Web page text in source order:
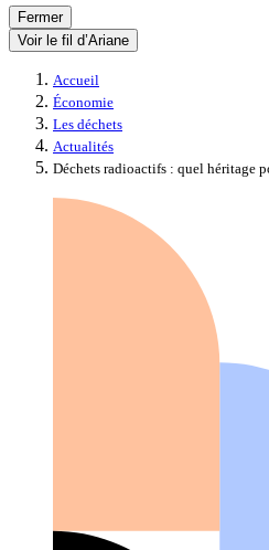
Fermer
Voir le fil d’Ariane
Accueil
Économie
Les déchets
Actualités
Déchets radioactifs : quel héritage